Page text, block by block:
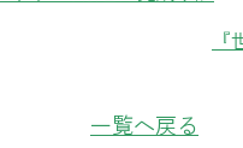
一覧へ戻る